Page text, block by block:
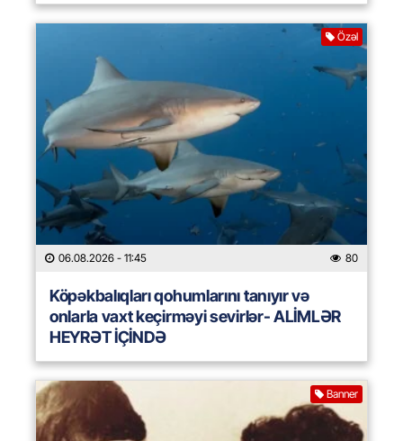
Özəl
06.08.2026 - 11:45 80
Köpəkbalıqları qohumlarını tanıyır və
onlarla vaxt keçirməyi sevirlər- ALİMLƏR
HEYRƏT İÇİNDƏ
Banner